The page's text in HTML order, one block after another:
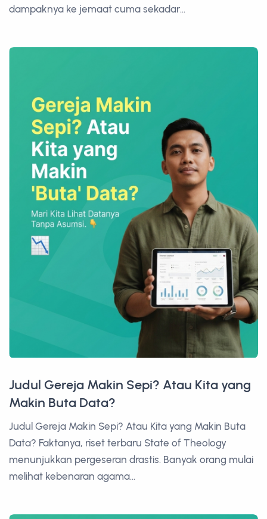
dampaknya ke jemaat cuma sekadar...
Judul Gereja Makin Sepi? Atau Kita yang
Makin Buta Data?
Judul Gereja Makin Sepi? Atau Kita yang Makin Buta
Data? Faktanya, riset terbaru State of Theology
menunjukkan pergeseran drastis. Banyak orang mulai
melihat kebenaran agama...